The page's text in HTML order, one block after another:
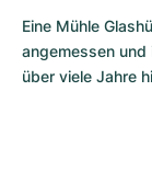
Eine Mühle
angemessen
über viele Jahre